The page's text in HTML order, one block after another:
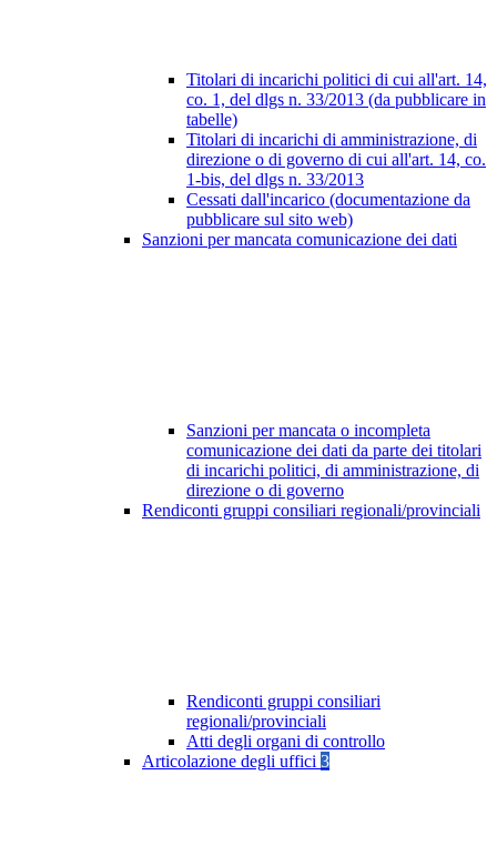
Titolari di incarichi politici di cui all'art. 14,
co. 1, del dlgs n. 33/2013 (da pubblicare in
tabelle)
Titolari di incarichi di amministrazione, di
direzione o di governo di cui all'art. 14, co.
1-bis, del dlgs n. 33/2013
Cessati dall'incarico (documentazione da
pubblicare sul sito web)
Sanzioni per mancata comunicazione dei dati
Sanzioni per mancata o incompleta
comunicazione dei dati da parte dei titolari
di incarichi politici, di amministrazione, di
direzione o di governo
Rendiconti gruppi consiliari regionali/provinciali
Rendiconti gruppi consiliari
regionali/provinciali
Atti degli organi di controllo
Articolazione degli uffici 3